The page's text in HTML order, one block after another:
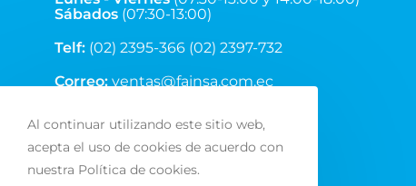
Lunes - Viernes(07:30-13:00 y 14:00-18:00)
Sábados (07:30-13:00)
Telf: (02) 2395-366 (02) 2397-732
Correo:ventas@fainsa.com.ec
Al continuar utilizando este sitio web,
acepta el uso de cookies de acuerdo con
nuestra Política de cookies.